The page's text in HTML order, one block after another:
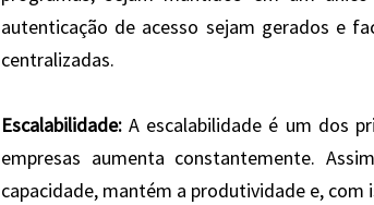
autenticação de acesso sejam gerados e
centralizadas.
Escalabilidade: A escalabilidade é um dos
empresas aumenta constantemente.
capacidade, mantém a produtividade e,